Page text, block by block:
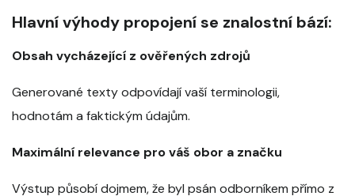
Hlavní výhody propojení se znalostní bází:
Obsah vycházející z ověřených zdrojů
Generované texty odpovídají vaší terminologii,
hodnotám a faktickým údajům.
Maximální relevance pro váš obor a značku
Výstup působí dojmem, že byl psán odborníkem přímo z